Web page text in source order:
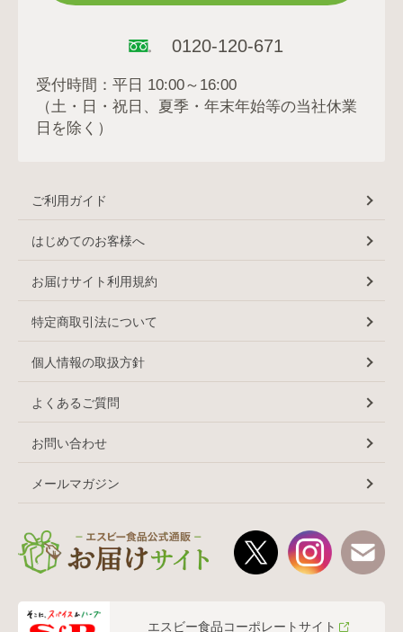
0120-120-671
受付時間：平日 10:00～16:00
（土・日・祝日、夏季・年末年始等の当社休業
日を除く）
ご利用ガイド
はじめてのお客様へ
お届けサイト利用規約
特定商取引法について
個人情報の取扱方針
よくあるご質問
お問い合わせ
メールマガジン
エスビー食品コーポレートサイト